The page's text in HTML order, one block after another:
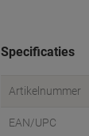
Specificaties
Artikelnummer
EAN/UPC